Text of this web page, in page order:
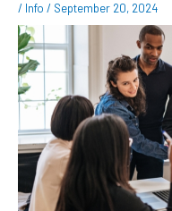
/ Info / September 20, 2024